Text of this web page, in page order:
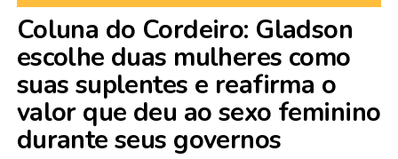
Coluna do Cordeiro: Gladson
escolhe duas mulheres como
suas suplentes e reafirma o
valor que deu ao sexo feminino
durante seus governos